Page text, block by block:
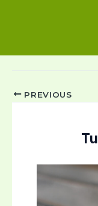
Post
PREVIOUS